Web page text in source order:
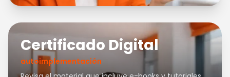
Certificado Digital
autoimplementación